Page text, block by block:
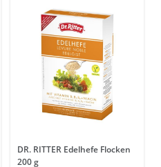
DR. RITTER Edelhefe Flocken
200 g